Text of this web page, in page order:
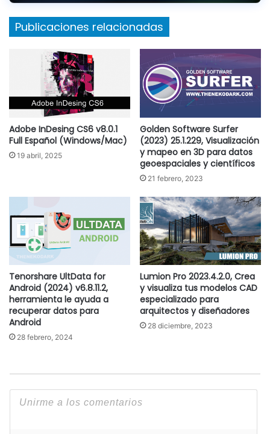
Publicaciones relacionadas
Adobe InDesing CS6 v8.0.1
Full Español (Windows/Mac)
19 abril, 2025
Golden Software Surfer
(2023) 25.1.229, Visualización
y mapeo en 3D para datos
geoespaciales y científicos
21 febrero, 2023
Tenorshare UltData for
Android (2024) v6.8.11.2,
herramienta le ayuda a
recuperar datos para
Android
28 febrero, 2024
Lumion Pro 2023.4.2.0, Crea
y visualiza tus modelos CAD
especializado para
arquitectos y diseñadores
28 diciembre, 2023